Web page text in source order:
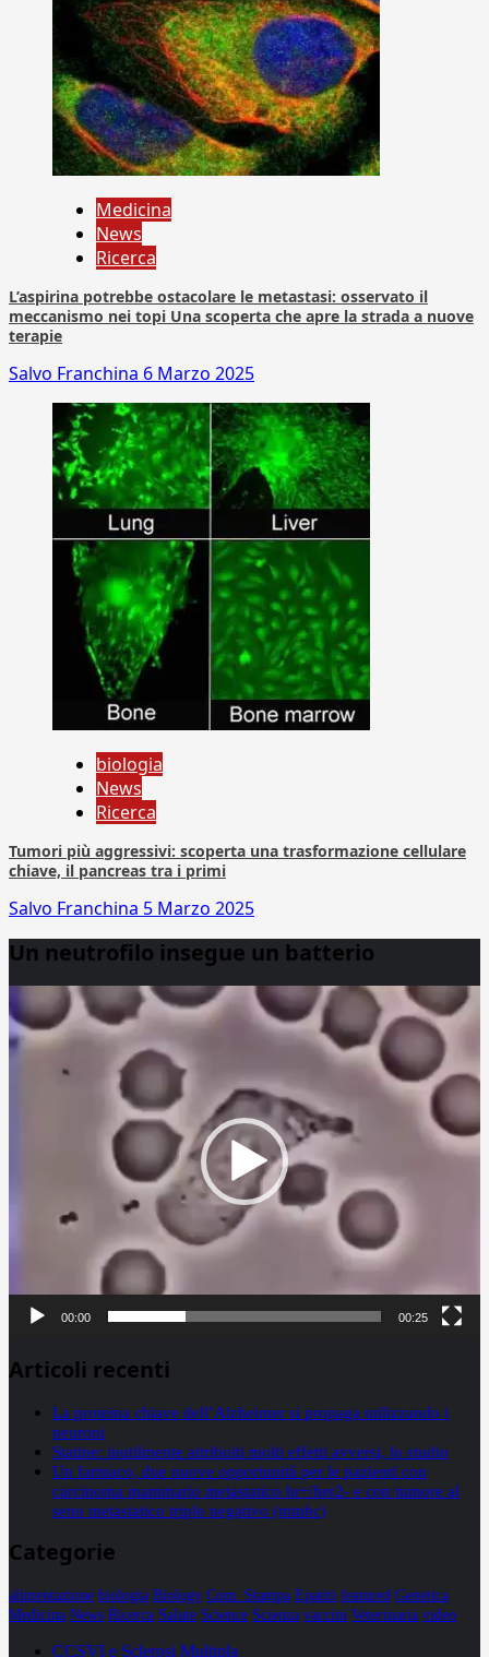
Medicina
News
Ricerca
L’aspirina potrebbe ostacolare le metastasi: osservato il
meccanismo nei topi Una scoperta che apre la strada a nuove
terapie
Salvo Franchina 6 Marzo 2025
biologia
News
Ricerca
Tumori più aggressivi: scoperta una trasformazione cellulare
chiave, il pancreas tra i primi
Salvo Franchina 5 Marzo 2025
Un neutrofilo insegue un batterio
Player
00:00 00:25
Articoli recenti
La proteina chiave dell’Alzheimer si propaga utilizzando i
neuroni
Statine: inutilmente attribuiti molti effetti avversi, lo studio
Un farmaco, due nuove opportunità per le pazienti con
carcinoma mammario metastatico hr+/her2- e con tumore al
seno metastatico triplo negativo (mtnbc)
Categorie
alimentazione biologia Biology Com. Stampa Epatiti featured Genetica
Medicina News Ricerca Salute Science Scienza vaccini Veterinaria video
CCSVI e Sclerosi Multipla